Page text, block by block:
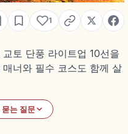
1
토 단풍 라이트업 10선을
매너와 필수 코스도 함께 살
묻는 질문